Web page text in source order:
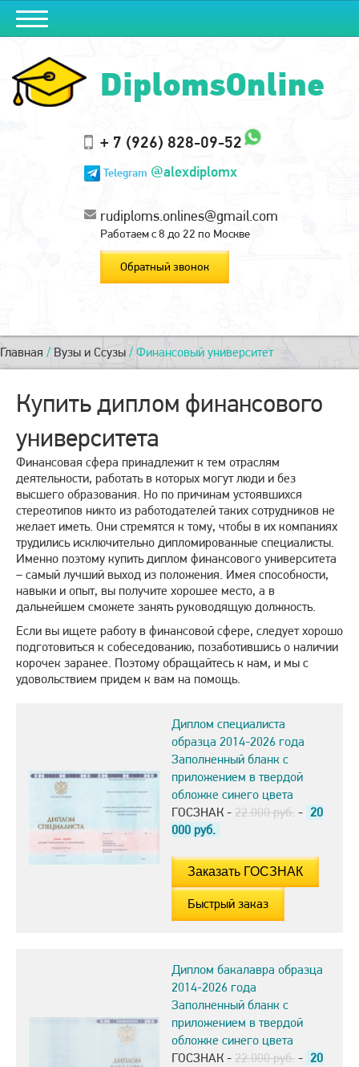
DiplomsOnline
+ 7 (926) 828-09-52
Telegram @alexdiplomx
rudiploms.onlines@gmail.com
Работаем с 8 до 22 по Москве
Обратный звонок
Главная / Вузы и Ссузы / Финансовый университет
Купить диплом финансового
университета
Финансовая сфера принадлежит к тем отраслям
деятельности, работать в которых могут люди и без
высшего образования. Но по причинам устоявшихся
стереотипов никто из работодателей таких сотрудников не
желает иметь. Они стремятся к тому, чтобы в их компаниях
трудились исключительно дипломированные специалисты.
Именно поэтому купить диплом финансового университета
– самый лучший выход из положения. Имея способности,
навыки и опыт, вы получите хорошее место, а в
дальнейшем сможете занять руководящую должность.
Если вы ищете работу в финансовой сфере, следует хорошо
подготовиться к собеседованию, позаботившись о наличии
корочек заранее. Поэтому обращайтесь к нам, и мы с
удовольствием придем к вам на помощь.
Диплом специалиста
образца 2014-2026 года
Заполненный бланк с
приложением в твердой
обложке синего цвета
ГОСЗНАК - 22.000 руб. - 20
000 руб.
Быстрый заказ
Диплом бакалавра образца
2014-2026 года
Заполненный бланк с
приложением в твердой
обложке синего цвета
ГОСЗНАК - 22.000 руб. - 20